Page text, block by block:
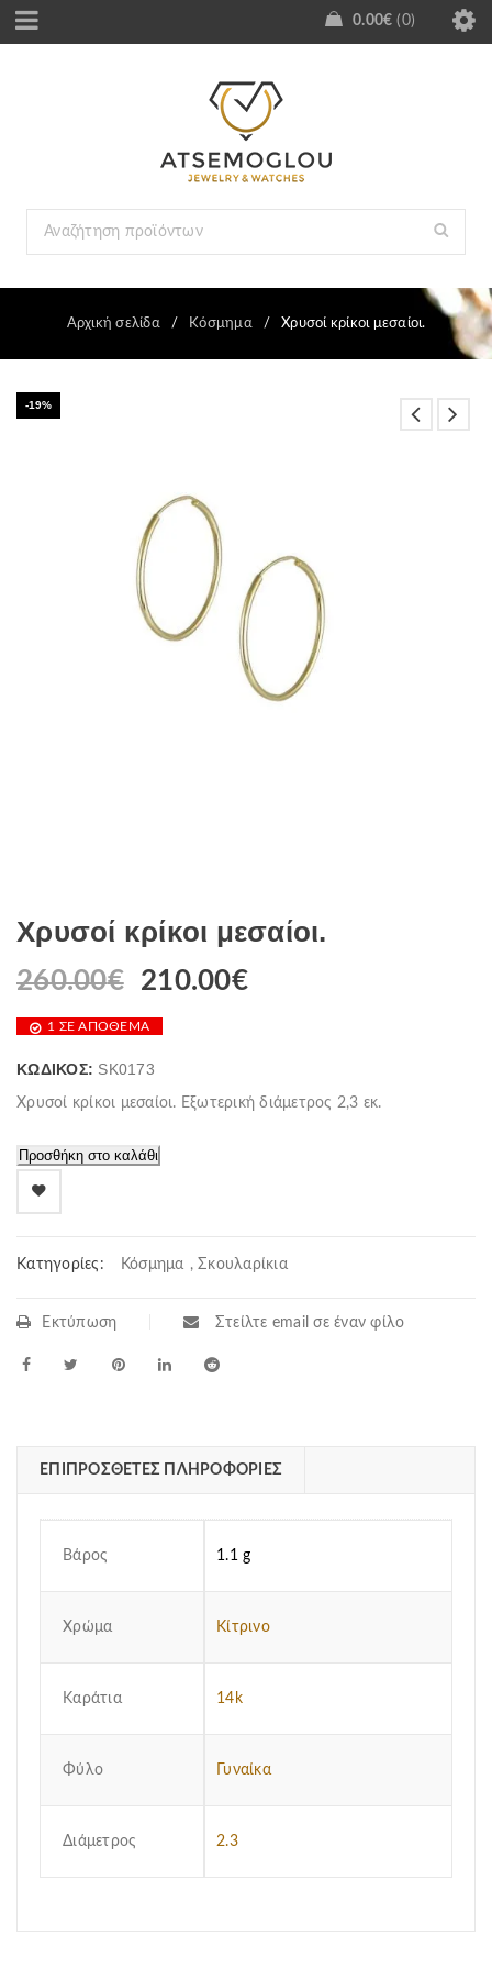
0.00€ 0
Αρχική σελίδα / Κόσμημα / Χρυσοί κρίκοι μεσαίοι.
-19%
Χρυσοί κρίκοι μεσαίοι.
260.00€
Original
was:
210.00€Η
1 ΣΕ ΑΠΌΘΕΜΑ
ΚΩΔΙΚΌΣ: SK0173
Χρυσοί κρίκοι μεσαίοι. Εξωτερική διάμετρος 2,3 εκ.
Προσθήκη στο καλάθι
Κατηγορίες: Κόσμημα , Σκουλαρίκια
Εκτύπωση Στείλτε email σε έναν φίλο
ΕΠΙΠΡΌΣΘΕΤΕΣ ΠΛΗΡΟΦΟΡΊΕΣ
Βάρος 1.1 g
Χρώμα Κίτρινο
Καράτια 14k
Φύλο Γυναίκα
Διάμετρος 2.3